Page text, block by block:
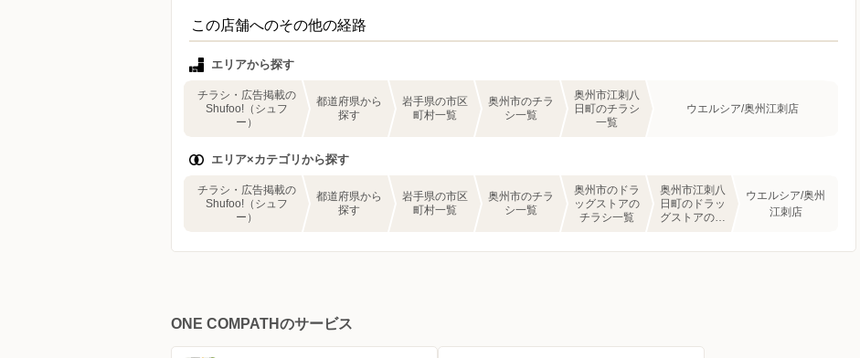
この店舗へのその他の経路
エリアから探す
チラシ・広告掲載の
Shufoo!（シュフ
ー）
都道府県から
探す
岩手県の市区
町村一覧
奥州市のチラ
シ一覧
奥州市江刺八
日町のチラシ
一覧
ウエルシア/奥州江刺店
エリア×カテゴリから探す
チラシ・広告掲載の
Shufoo!（シュフ
ー）
都道府県から
探す
岩手県の市区
町村一覧
奥州市のチラ
シ一覧
奥州市のドラ
ッグストアの
チラシ一覧
奥州市江刺八
日町のドラッ
グストアのチ
ウエルシア/奥州
江刺店
ONE COMPATHのサービス